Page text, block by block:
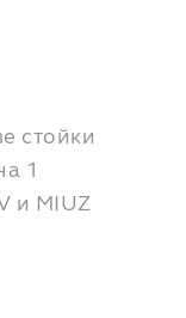
стойки
1
и MIUZ